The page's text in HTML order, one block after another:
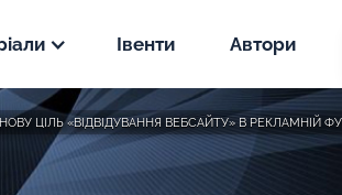
Івенти Автори
ЦІЛЬ «ВІДВІДУВАННЯ ВЕБСАЙТУ» В РЕКЛАМНІЙ